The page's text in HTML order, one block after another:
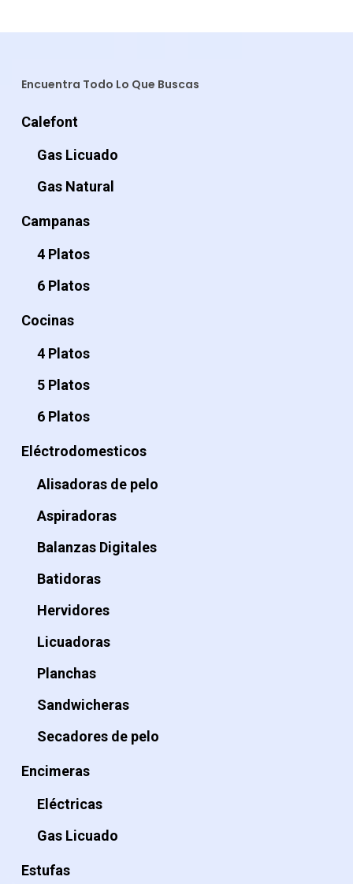
Encuentra Todo Lo Que Buscas
Calefont
Gas Licuado
Gas Natural
Campanas
4 Platos
6 Platos
Cocinas
4 Platos
5 Platos
6 Platos
Eléctrodomesticos
Alisadoras de pelo
Aspiradoras
Balanzas Digitales
Batidoras
Hervidores
Licuadoras
Planchas
Sandwicheras
Secadores de pelo
Encimeras
Eléctricas
Gas Licuado
Estufas